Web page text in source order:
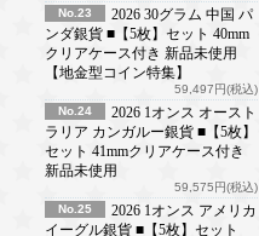
No.23
2026 30グラム 中国 パ
ンダ銀貨 ■【5枚】セット 40mm
クリアケース付き 新品未使用
【地金型コイン特集】
59,497円(税込)
No.24
2026 1オンス オースト
ラリア カンガルー銀貨 ■【5枚】
セット 41mmクリアケース付き
新品未使用
59,575円(税込)
No.25
2026 1オンス アメリカ
イーグル銀貨 ■【5枚】セット